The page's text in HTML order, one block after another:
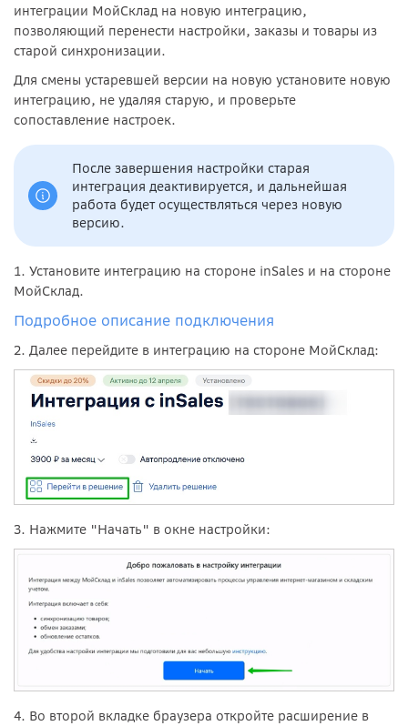
интеграции МойСклад на новую интеграцию,
позволяющий перенести настройки, заказы и товары из
старой синхронизации.
Для смены устаревшей версии на новую установите новую
интеграцию, не удаляя старую, и проверьте
сопоставление настроек.
После завершения настройки старая
интеграция деактивируется, и дальнейшая
работа будет осуществляться через новую
версию.
1. Установите интеграцию на стороне inSales и на стороне
МойСклад.
Подробное описание подключения
2. Далее перейдите в интеграцию на стороне МойСклад:
3. Нажмите "Начать" в окне настройки:
4. Во второй вкладке браузера откройте расширение в